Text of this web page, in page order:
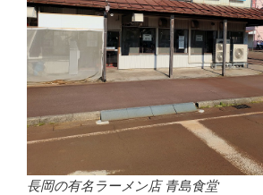
長岡の有名ラーメン店 青島食堂